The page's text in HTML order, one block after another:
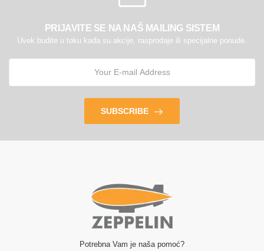
PRIJAVITE SE NA NAŠ MAILING SISTEM
Uvek budite u toku kada su akcije, rasprodaje ili specijalne ponude.
SUBSCRIBE
Potrebna Vam je naša pomoć?